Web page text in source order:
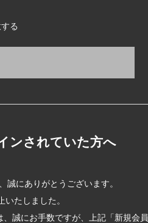
る
ンされていた方へ
にありがとうございます。
たしました。
誠にお手数ですが、上記「新規会員